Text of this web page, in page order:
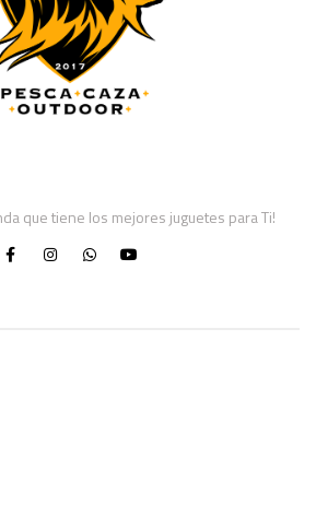
que tiene los mejores juguetes para Ti!